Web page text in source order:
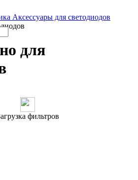
Аксессуары для светодиодов
для
фильтров